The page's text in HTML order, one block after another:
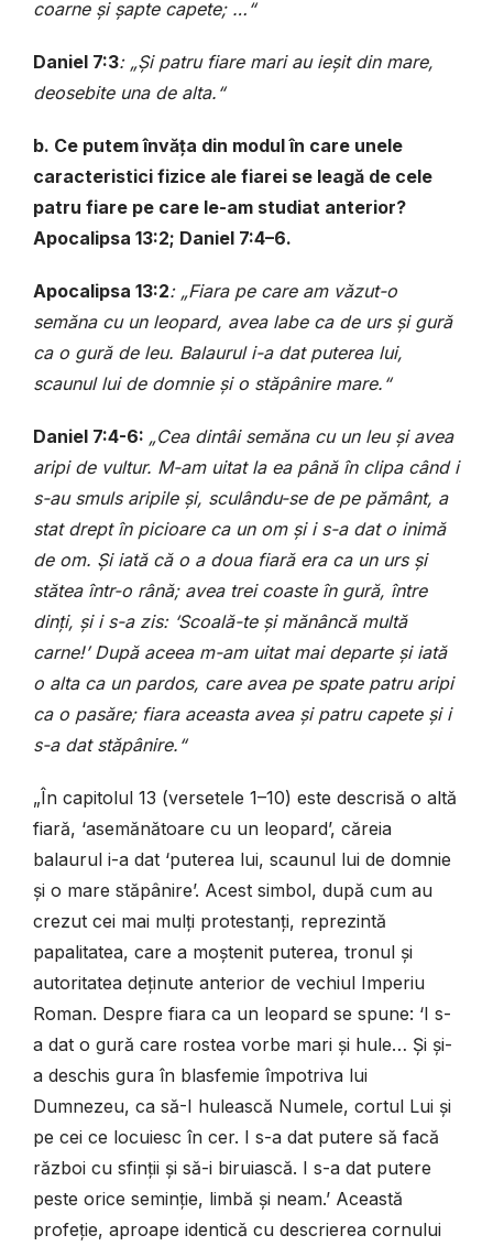
coarne și șapte capete; …“
Daniel 7:3: „Și patru fiare mari au ieșit din mare,
deosebite una de alta.“
b. Ce putem învăța din modul în care unele
caracteristici fizice ale fiarei se leagă de cele
patru fiare pe care le-am studiat anterior?
Apocalipsa 13:2; Daniel 7:4–6.
Apocalipsa 13:2: „Fiara pe care am văzut-o
semăna cu un leopard, avea labe ca de urs și gură
ca o gură de leu. Balaurul i-a dat puterea lui,
scaunul lui de domnie și o stăpânire mare.“
Daniel 7:4-6: „Cea dintâi semăna cu un leu și avea
aripi de vultur. M-am uitat la ea până în clipa când i
s-au smuls aripile și, sculându-se de pe pământ, a
stat drept în picioare ca un om și i s-a dat o inimă
de om. Și iată că o a doua fiară era ca un urs și
stătea într-o rână; avea trei coaste în gură, între
dinți, și i s-a zis: ‘Scoală-te și mănâncă multă
carne!’ După aceea m-am uitat mai departe și iată
o alta ca un pardos, care avea pe spate patru aripi
ca o pasăre; fiara aceasta avea și patru capete și i
s-a dat stăpânire.“
„În capitolul 13 (versetele 1–10) este descrisă o altă
fiară, ‘asemănătoare cu un leopard’, căreia
balaurul i-a dat ‘puterea lui, scaunul lui de domnie
și o mare stăpânire’. Acest simbol, după cum au
crezut cei mai mulți protestanți, reprezintă
papalitatea, care a moștenit puterea, tronul și
autoritatea deținute anterior de vechiul Imperiu
Roman. Despre fiara ca un leopard se spune: ‘I s-
a dat o gură care rostea vorbe mari și hule… Și și-
a deschis gura în blasfemie împotriva lui
Dumnezeu, ca să-I hulească Numele, cortul Lui și
pe cei ce locuiesc în cer. I s-a dat putere să facă
război cu sfinții și să-i biruiască. I s-a dat putere
peste orice seminție, limbă și neam.’ Această
profeție, aproape identică cu descrierea cornului